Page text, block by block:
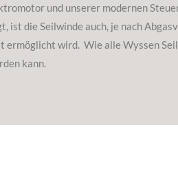
und unserer modernen
ist die Seilwinde auch, je nach
ermöglicht wird. Wie alle Wyssen
kann.